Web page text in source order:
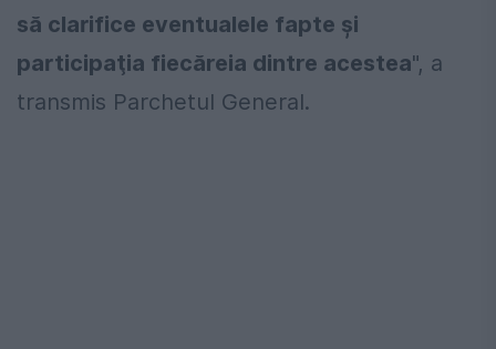
să clarifice eventualele fapte şi
participaţia fiecăreia dintre acestea", a
transmis Parchetul General.